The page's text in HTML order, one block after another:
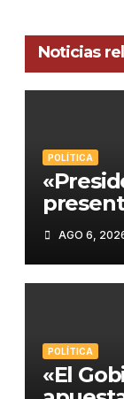
Noticias
POLÍTICA
plan
AGO 6,
POLÍTICA
«El